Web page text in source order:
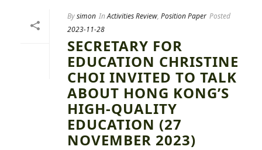
Bysimon InActivities Review, Position Paper Posted
2023-11-28
SECRETARY FOR
EDUCATION CHRISTINE
CHOI INVITED TO TALK
ABOUT HONG KONG’S
HIGH-QUALITY
EDUCATION (27
NOVEMBER 2023)